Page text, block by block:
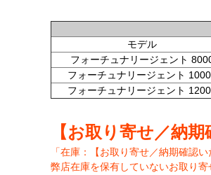
モデル
フォーチュナリージェント
フォーチュナリージェント
フォーチュナリージェント
【お取り寄せ／納
「在庫：【お取り寄せ／納期確認
弊店在庫を保有していないお取り寄